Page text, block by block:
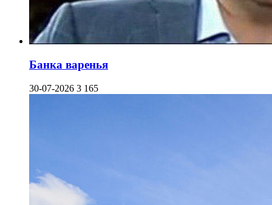
Банка варенья
30-07-2026 3 165